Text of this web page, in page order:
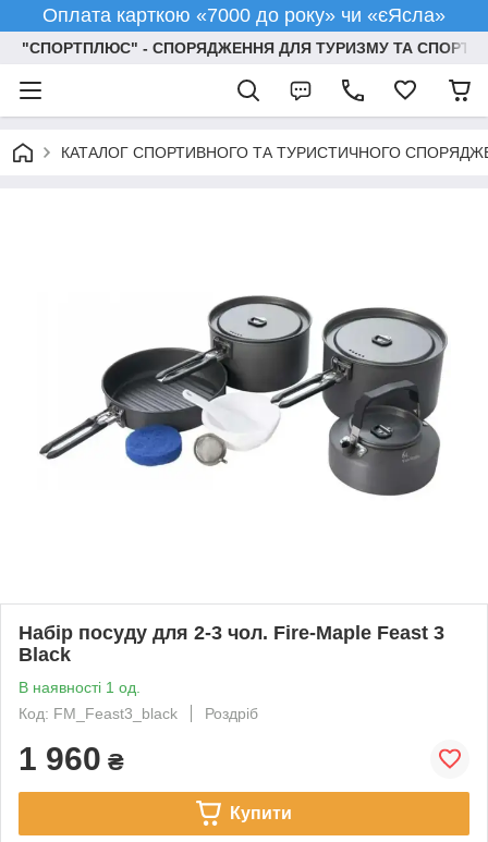
Оплата карткою «7000 до року» чи «єЯсла»
"СПОРТПЛЮС" - СПОРЯДЖЕННЯ ДЛЯ ТУРИЗМУ ТА СПОРТУ
КАТАЛОГ СПОРТИВНОГО ТА ТУРИСТИЧНОГО
Набір посуду для 2-3 чол. Fire-Maple Feast 3
Black
В наявності 1 од.
Код: FM_Feast3_black
Роздріб
1 960 ₴
Купити